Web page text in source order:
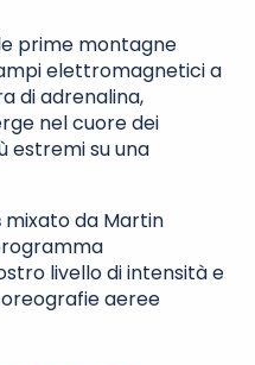
prime montagne
elettromagnetici a
di adrenalina,
nel cuore dei
estremi su una
mixato da Martin
livello di intensità e
aeree